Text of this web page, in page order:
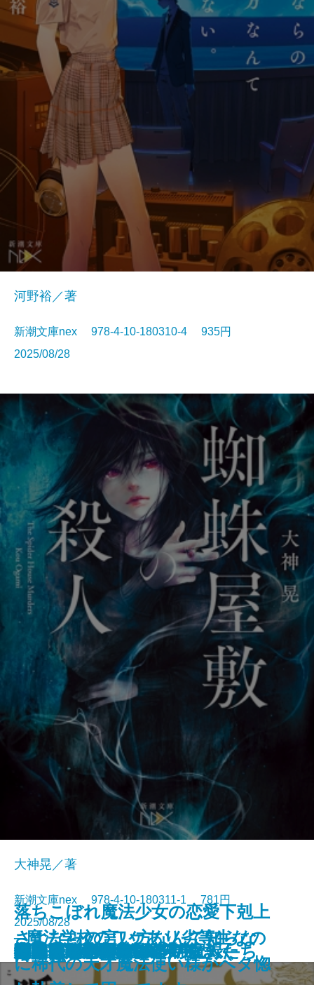
厳島
伊勢大名の関ヶ原
筋肉と脂肪 身体の声をきく
マイブック―2026年の記録―
ネバーランド
ビッグ・バウンス
穢れなき者へ
鬼の花婿 幽世の薬剤師
さよならの言い方なんて知らな
い。10
河野裕／著
新潮文庫nex 978-4-10-180310-4 935円
2025/08/28
蜘蛛屋敷の殺人
大神晃／著
新潮文庫nex 978-4-10-180311-1 781円
2025/08/28
龍ノ国幻想8 呱呱の声
闇抜け─密命船侍始末─
悲鳴
審議官─隠蔽捜査9.5─
定形外郵便
小説作法の奥義
ファウンテンブルーの魔人たち
磔の地
眠れるアンナ・O
落ちこぼれ魔法少女の恋愛下剋上
─魔法学校のワケあり劣等生なの
に稀代の天才魔法使い様がベタ惚